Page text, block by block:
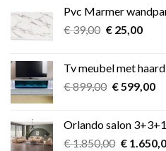
€ 349,00.€
Pvc Marmer
€39,00
€ 39,00.
€25,00
€
Tv meubel met
€899,00
€ 899,00.
€599,00
€
Orlando salon 3+3+1
€1.850,00 €